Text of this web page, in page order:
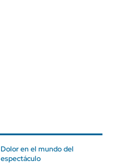
Dolor en el mundo del
espectáculo